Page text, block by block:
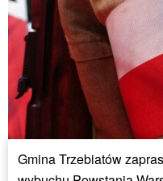
Gmina Trzebiatów